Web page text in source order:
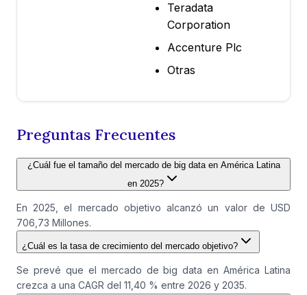
Teradata
Corporation
Accenture Plc
Otras
Preguntas Frecuentes
¿Cuál fue el tamaño del mercado de big data en América Latina
en 2025?
En 2025, el mercado objetivo alcanzó un valor de USD
706,73 Millones.
¿Cuál es la tasa de crecimiento del mercado objetivo?
Se prevé que el mercado de big data en América Latina
crezca a una CAGR del 11,40 % entre 2026 y 2035.